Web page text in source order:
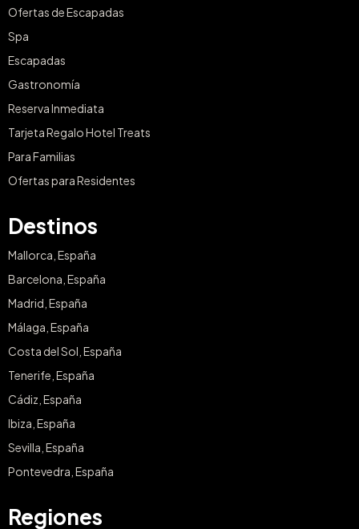
Ofertas de Escapadas
Spa
Escapadas
Gastronomía
Reserva Inmediata
Tarjeta Regalo Hotel Treats
Para Familias
Ofertas para Residentes
Destinos
Mallorca, España
Barcelona, España
Madrid, España
Málaga, España
Costa del Sol, España
Tenerife, España
Cádiz, España
Ibiza, España
Sevilla, España
Pontevedra, España
Regiones